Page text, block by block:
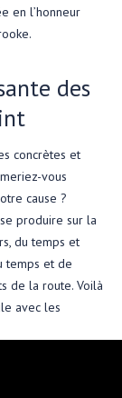
en l’honneur
des
concrètes et
vous
cause ?
produire sur la
du temps et
temps et de
de la route. Voilà
avec les